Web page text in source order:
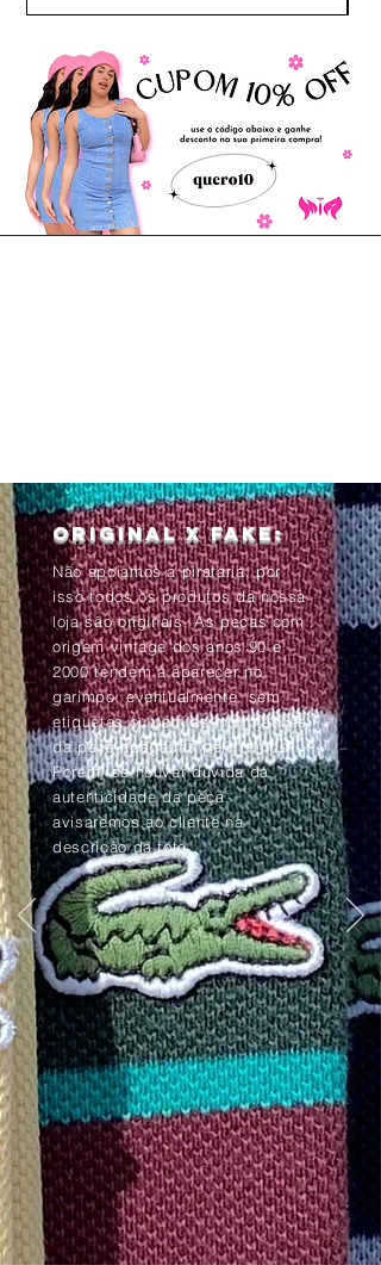
Original x Fake:
Não apoiamos a pirataria, por
isso todos os produtos da nossa
loja são originais. As peças com
origem vintage dos anos 90 e
2000 tendem à aparecer no
garimpo, eventualmente, sem
etiquetas ou com as informações
da peça apagadas pelo tempo.
Porém, se houver dúvida da
autenticidade da peça,
avisaremos ao cliente na
descrição da foto.